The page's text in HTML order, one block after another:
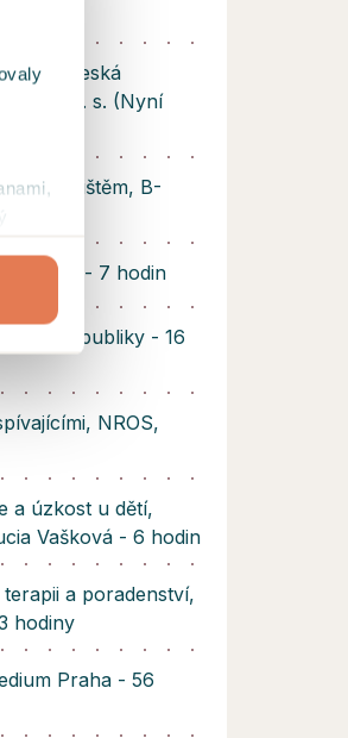
Česká
z. s. (Nyní
pískovištěm, B-
- 7 hodin
republiky - 16
NROS,
a úzkost u dětí,
Vašková - 6 hodin
a poradenství,
hodiny
Praha - 56